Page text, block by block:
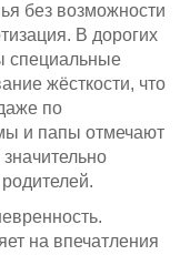
без возможности
В дорогих
специальные
жёсткости, что
по
и папы отмечают
на впечатления